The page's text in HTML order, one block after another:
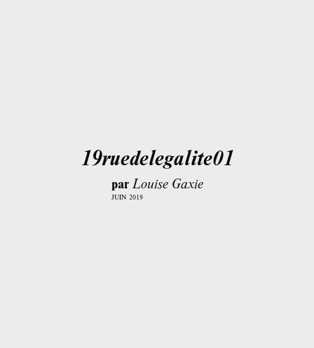
19ruedelegalite01
par Louise Gaxie
JUIN 2019